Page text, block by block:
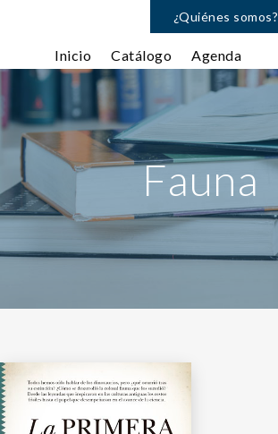
¿Quiénes somos?
Inicio Catálogo Agenda
Fauna